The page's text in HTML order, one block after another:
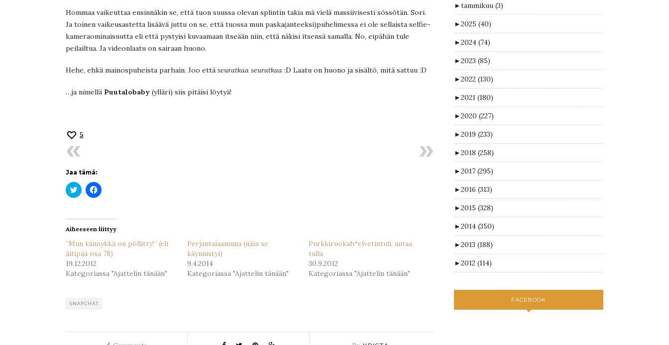
Hommaa vaikeuttaa ensinnäkin se, että tuon suussa olevan splintin takia mä vielä massiivisesti sössötän. Sori.
Ja toinen vaikeusastetta lisäävä juttu on se, että tuossa mun paska(anteeksi)puhelimessa ei ole sellaista selfie-
kameraominaisuutta eli että pystyisi kuvaamaan itseään niin, että näkisi itsensä samalla. No, eipähän tule
peilailtua. Ja videonlaatu on sairaan huono.
Hehe, ehkä mainospuheista parhain. Joo että seuratkaa seuratkaa :D Laatu on huono ja sisältö, mitä sattuu :D
…ja nimellä Puutalobaby (ylläri) siis pitäisi löytyä!
5
Jaa tämä:
Jaa
Twitterissä(Avautuu
Jaa
Facebookissa(Avautuu
Aiheeseen liittyy
”Mun kännykkä on pöllitty!” (eli
äitipää osa 78)
19.12.2012
Kategoriassa "Ajattelin tänään"
Perjantaiaamuna (näin se
käynnistyi)
9.4.2014
Kategoriassa "Ajattelin tänään"
Purkkiruokah*elvetintuli, antaa
tulla
30.9.2012
Kategoriassa "Ajattelin tänään"
SNAPCHAT
►tammikuu (3)
►2025 (40)
►2024 (74)
►2023 (85)
►2022 (130)
►2021 (180)
►2020 (227)
►2019 (233)
►2018 (258)
►2017 (295)
►2016 (313)
►2015 (328)
►2014 (350)
►2013 (188)
►2012 (114)
FACEBOOK